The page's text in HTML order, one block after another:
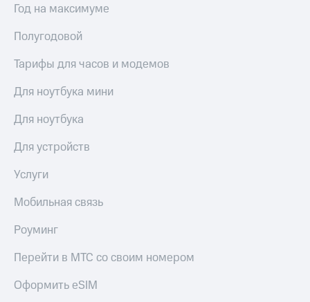
Год на максимуме
Полугодовой
Тарифы для часов и модемов
Для ноутбука мини
Для ноутбука
Для устройств
Услуги
Мобильная связь
Роуминг
Перейти в МТС со своим номером
Оформить eSIM